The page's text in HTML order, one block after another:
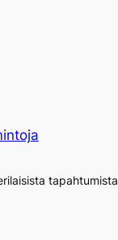
tapahtumista